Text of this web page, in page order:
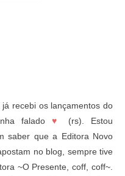
já recebi os lançamentos do
falado ♥
(rs). Estou
saber que a Editora Novo
no blog, sempre tive
~O Presente, coff, coff~.